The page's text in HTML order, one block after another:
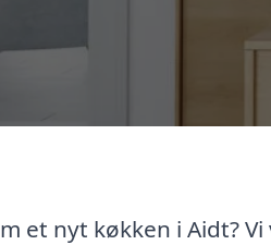
et nyt køkken i Aidt? Vi